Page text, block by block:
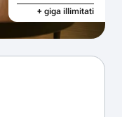
+ giga illimitati